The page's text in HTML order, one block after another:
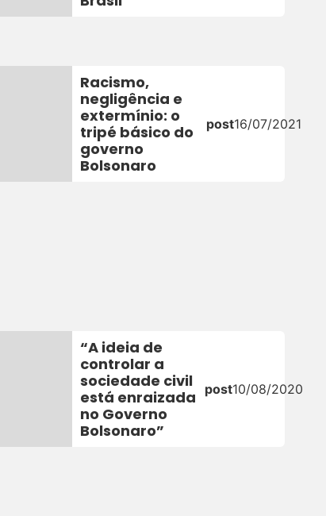
Racismo,
negligência e
extermínio: o
tripé básico do
governo
Bolsonaro
post16/07/2021
“A ideia de
controlar a
sociedade civil
está enraizada
no Governo
Bolsonaro”
post10/08/2020